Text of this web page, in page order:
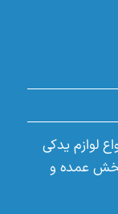
لوازم یدکی
پخش عمده و